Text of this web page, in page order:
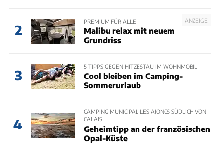
2
ANZEIGE
PREMIUM FÜR ALLE
Malibu relax mit neuem
Grundriss
3
5 TIPPS GEGEN HITZESTAU IM WOHNMOBIL
Cool bleiben im Camping-
Sommerurlaub
4
CAMPING MUNICIPAL LES AJONCS SÜDLICH VON
CALAIS
Geheimtipp an der französischen
Opal-Küste